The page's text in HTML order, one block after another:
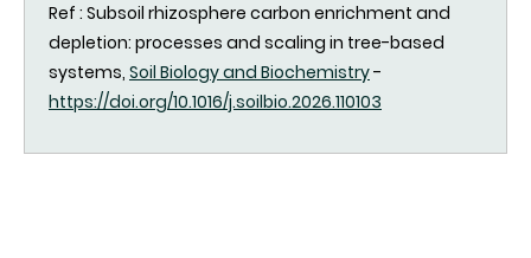
Ref : Subsoil rhizosphere carbon enrichment and
depletion: processes and scaling in tree-based
systems, Soil Biology and Biochemistry-
https://doi.org/10.1016/j.soilbio.2026.110103